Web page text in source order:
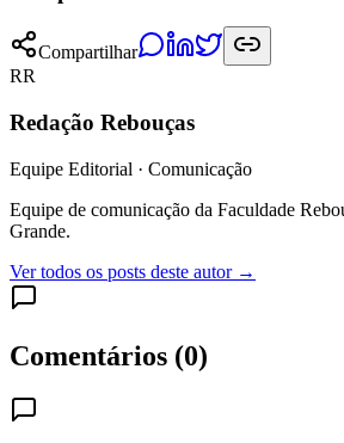
Compartilhar
RR
Redação Rebouças
Equipe Editorial · Comunicação
Equipe de comunicação da Faculdade
Grande.
Ver todos os posts deste autor →
Comentários (0)